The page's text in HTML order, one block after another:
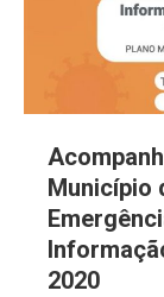
Município
2020